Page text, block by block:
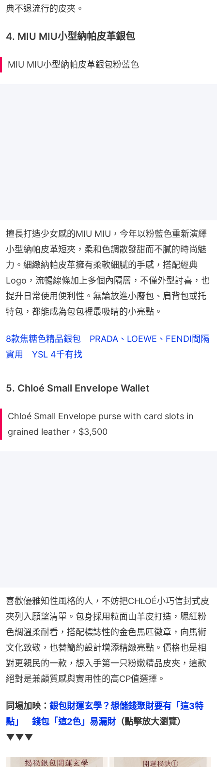
典不退流行的皮夾。
4. MIU MIU小型納帕皮革銀包
MIU MIU小型納帕皮革銀包粉藍色
擅長打造少女感的MIU MIU，今年以粉藍色重新演繹
小型納帕皮革短夾，柔和色調散發甜而不膩的時尚魅
力。細緻納帕皮革擁有柔軟細膩的手感，搭配經典
Logo，流暢線條加上多個內隔層，不僅外型討喜，也
提升日常使用便利性。無論放進小廢包、肩背包或托
特包，都能成為包包裡最吸睛的小亮點。
8款焦糖色精品銀包 PRADA、LOEWE、FENDI間隔
實用 YSL 4千有找
5. Chloé Small Envelope Wallet
Chloé Small Envelope purse with card slots in
grained leather，$3,500
喜歡優雅知性風格的人，不妨把CHLOÉ小巧信封式皮
夾列入願望清單。包身採用粒面山羊皮打造，腮紅粉
色調溫柔耐看，搭配標誌性的金色馬匹徽章，向馬術
文化致敬，也替簡約設計增添精緻亮點。價格也是相
對更親民的一款，想入手第一只粉嫩精品皮夾，這款
絕對是兼顧質感與實用性的高CP值選擇。
同場加映： 銀包財運玄學？想儲錢聚財要有「這3特
點」　錢包「這2色」易漏財 （點擊放大瀏覽）
▼▼▼